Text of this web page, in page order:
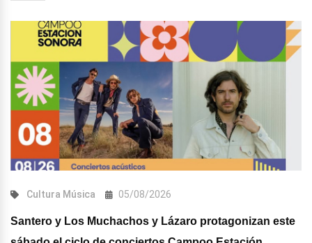
Cultura Música 05/08/2026
Santero y Los Muchachos y Lázaro protagonizan este